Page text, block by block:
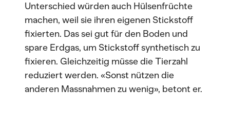
Unterschied würden auch Hülsenfrüchte
machen, weil sie ihren eigenen Stickstoff
fixierten. Das sei gut für den Boden und
spare Erdgas, um Stickstoff synthetisch zu
fixieren. Gleichzeitig müsse die Tierzahl
reduziert werden. «Sonst nützen die
anderen Massnahmen zu wenig», betont er.